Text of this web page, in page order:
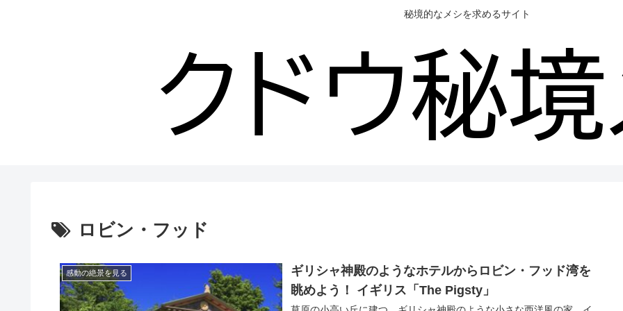
秘境的なメシを求めるサイト
ロビン・フッド
感動の絶景を見る
ギリシャ神殿のようなホテルからロビン・フッド湾を
眺めよう！ イギリス「The Pigsty」